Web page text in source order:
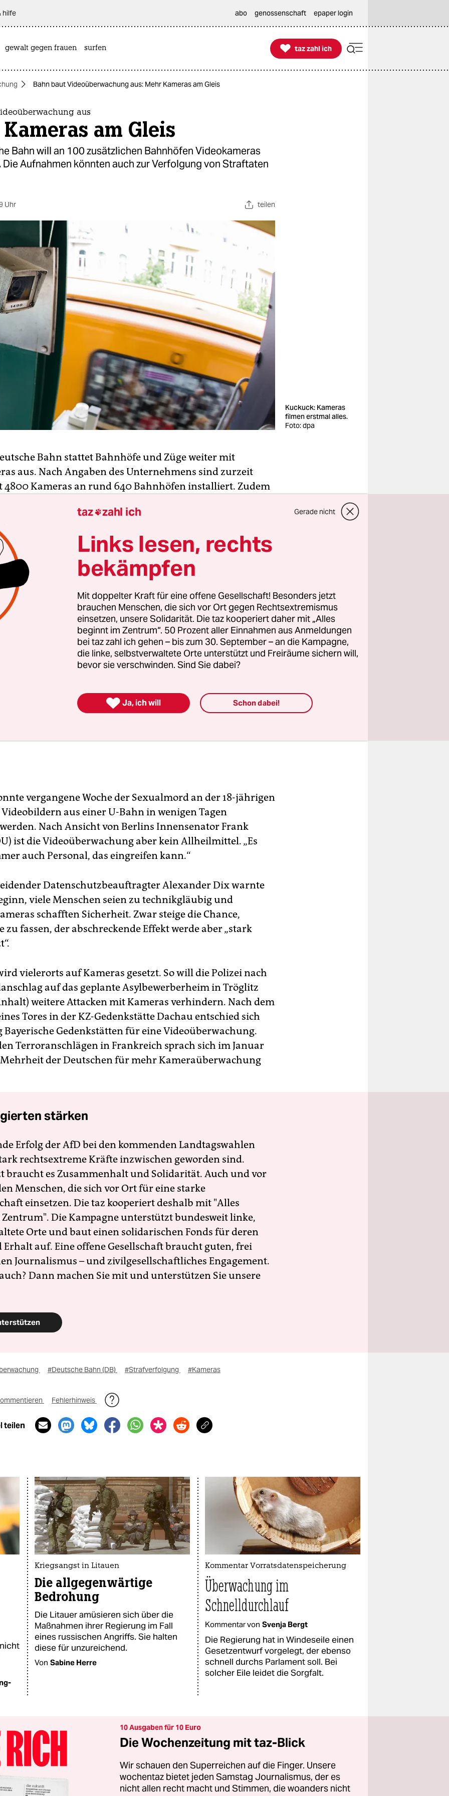
hilfe abo genossenschaft epaper login
gewalt gegen frauen surfen 
taz zahl ich
taz zahl ich
Bahn baut Videoüberwachung aus: Mehr Kameras am Gleis
aus
am Gleis
Bahn will an 100 zusätzlichen Bahnhöfen Videokameras
Aufnahmen könnten auch zur Verfolgung von Straftaten
Uhr teilen
Kuckuck: Kameras
filmen erstmal alles.
Foto: dpa
Bahn stattet Bahnhöfe und Züge weiter mit
aus. Nach Angaben des Unternehmens sind zurzeit
4800 Kameras an rund 640 Bahnhöfen installiert. Zudem
steigend, sagt eine Sprecherin.
soll die Videotechnik an mehr als 100 Bahnhöfen ausgebaut
die Bahn gehe es zuerst darum, die Abläufe auf den
Ermittler können aber auf die Aufnahmen
von Straftaten zugreifen.
vergangene Woche der Sexualmord an der 18-jährigen
aus einer U-Bahn in wenigen Tagen
Nach Ansicht von Berlins Innensenator Frank
ist die Videoüberwachung aber kein Allheilmittel. „Es
auch Personal, das eingreifen kann.“
Datenschutzbeauftragter Alexander Dix warnte
viele Menschen seien zu technikgläubig und
schafften Sicherheit. Zwar steige die Chance,
zu fassen, der abschreckende Effekt werde aber „stark
vielerorts auf Kameras gesetzt. So will die Polizei nach
auf das geplante Asylbewerberheim in Tröglitz
weitere Attacken mit Kameras verhindern. Nach dem
Tores in der KZ-Gedenkstätte Dachau entschied sich
Bayerische Gedenkstätten für eine Videoüberwachung.
Terroranschlägen in Frankreich sprach sich im Januar
der Deutschen für mehr Kameraüberwachung
stärken
Erfolg der AfD bei den kommenden Landtagswahlen
rechtsextreme Kräfte inzwischen geworden sind.
braucht es Zusammenhalt und Solidarität. Auch und vor
Menschen, die sich vor Ort für eine starke
einsetzen. Die taz kooperiert deshalb mit "Alles
Die Kampagne unterstützt bundesweit linke,
Orte und baut einen solidarischen Fonds für deren
Erhalt auf. Eine offene Gesellschaft braucht guten, frei
Journalismus – und zivilgesellschaftliches Engagement.
Dann machen Sie mit und unterstützen Sie unsere
#Deutsche Bahn (DB) #Strafverfolgung #Kameras
Fehlerhinweis
teilen
Kriegsangst in Litauen
Die allgegenwärtige
Bedrohung
Die Litauer amüsieren sich über die
Maßnahmen ihrer Regierung im Fall
eines russischen Angriffs. Sie halten
diese für unzureichend.
Von Sabine Herre
Kommentar Vorratsdatenspeicherung
Überwachung im
Schnelldurchlauf
Kommentar von Svenja Bergt
Die Regierung hat in Windeseile einen
Gesetzentwurf vorgelegt, der ebenso
schnell durchs Parlament soll. Bei
solcher Eile leidet die Sorgfalt.
10 Ausgaben für 10 Euro
Die Wochenzeitung mit taz-Blick
Wir schauen den Superreichen auf die Finger. Unsere
wochentaz bietet jeden Samstag Journalismus, der es
nicht allen recht macht und Stimmen, die woanders nicht
taz zahl ich Gerade nicht
Links lesen, rechts
bekämpfen
Mit doppelter Kraft für eine offene Gesellschaft! Besonders jetzt
brauchen Menschen, die sich vor Ort gegen Rechtsextremismus
einsetzen, unsere Solidarität. Die taz kooperiert daher mit „Alles
beginnt im Zentrum“. 50 Prozent aller Einnahmen aus Anmeldungen
bei taz zahl ich gehen – bis zum 30. September – an die Kampagne,
die linke, selbstverwaltete Orte unterstützt und Freiräume sichern will,
bevor sie verschwinden. Sind Sie dabei?
 Ja, ich will Schon dabei!